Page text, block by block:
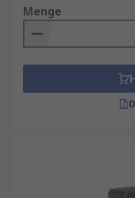
Regelung
Lötspitzen:
verschiedenen
Zusatzfunktionen
Menge